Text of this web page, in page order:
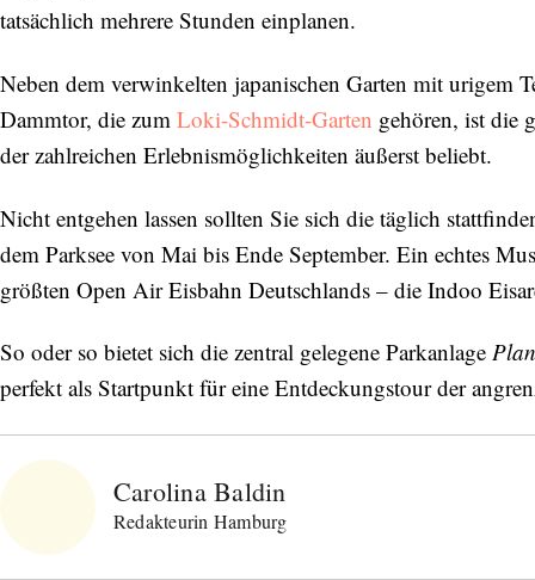
tatsächlich mehrere Stunden einplanen.
Neben dem verwinkelten japanischen Garten mit urigem
Dammtor, die zum Loki-Schmidt-Garten gehören, ist die
der zahlreichen Erlebnismöglichkeiten äußerst beliebt.
Nicht entgehen lassen sollten Sie sich die täglich
dem Parksee von Mai bis Ende September. Ein echtes
größten Open Air Eisbahn Deutschlands – die Indoo
So oder so bietet sich die zentral gelegene Parkanlage
perfekt als Startpunkt für eine Entdeckungstour der
Carolina Baldin
Redakteurin Hamburg